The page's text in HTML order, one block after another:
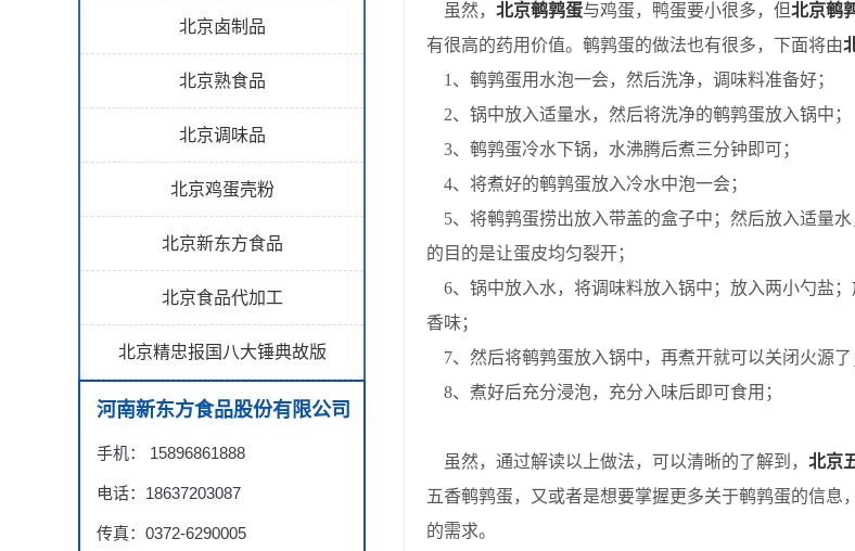
北京卤制品
北京熟食品
北京调味品
北京鸡蛋壳粉
北京新东方食品
北京食品代加工
北京精忠报国八大锤典故版
河南新东方食品股份有限公司
手机： 15896861888
电话：18637203087
传真：0372-6290005
虽然， 北京鹌鹑蛋与鸡蛋，鸭蛋要小很多，但北京鹌
有很高的药用价值。鹌鹑蛋的做法也有很多，下面将由
1、鹌鹑蛋用水泡一会，然后洗净，调味料准备好；
2、锅中放入适量水，然后将洗净的鹌鹑蛋放入锅中；
3、鹌鹑蛋冷水下锅，水沸腾后煮三分钟即可；
4、将煮好的鹌鹑蛋放入冷水中泡一会；
5、将鹌鹑蛋捞出放入带盖的盒子中；然后放入适量
的目的是让蛋皮均匀裂开；
6、锅中放入水，将调味料放入锅中；放入两小勺盐
香味；
7、然后将鹌鹑蛋放入锅中，再煮开就可以关闭火源了
8、煮好后充分浸泡，充分入味后即可食用；
虽然，通过解读以上做法，可以清晰的了解到， 北京
五香鹌鹑蛋，又或者是想要掌握更多关于鹌鹑蛋的信息
的需求。